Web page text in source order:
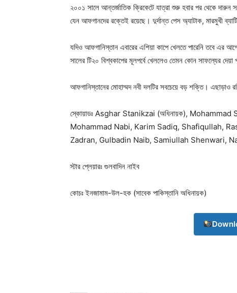
২০০১ সালে আন্তর্জাতিক ক্রিকেটে যাত্রা শুরু হবার পর থেকে দারুন
যেন আফগানদের রক্তেই রয়েছে। দুর্দান্ত পেস অ্যাটাক, মারমুখী
যদিও আফগানিস্তান এবারের এশিয়া কাপে খেলতে পারেনি তবে এর
সালের টি২০ বিশ্বকাপের মূলপর্বে খেললেও তেমন কোন সাফল্যের
আফগানিস্তানের মোহাম্মদ নবী দলটির সবচেয়ে বড় শক্তি। এছাড়াও
স্কোয়াডঃ Asghar Stanikzai (অধিনায়ক),
Mohammad Nabi, Karim Sadiq, Shafiqullah,
Zadran, Gulbadin Naib, Samiullah Shenwari,
স্টার প্লেয়ারঃ গুলবাদিন নাইব
কোচঃ ইনজামাম-উল-হক (সাবেক পাকিস্তানি অধিনায়ক)